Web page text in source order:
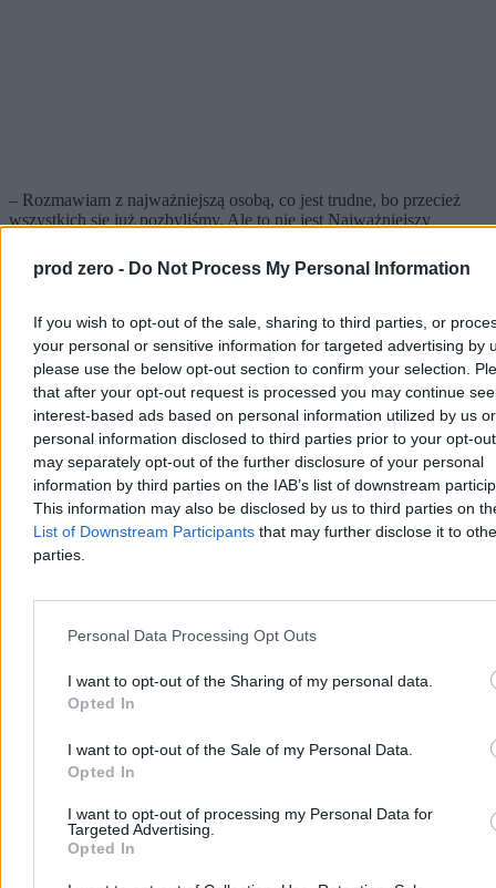
prod zero - Do Not Process My Personal Information
If you wish to opt-out of the sale, sharing to third parties, or
your personal or sensitive information for targeted advertising by
please use the below opt-out section to confirm your selection.
that after your opt-out request is processed you may continue
interest-based ads based on personal information utilized by us or
personal information disclosed to third parties prior to your opt-
may separately opt-out of the further disclosure of your personal
information by third parties on the IAB’s list of downstream
This information may also be disclosed by us to third parties on
List of Downstream Participants that may further disclose it to
parties.
Personal Data Processing Opt Outs
I want to opt-out of the Sharing of my personal data.
Opted In
I want to opt-out of the Sale of my Personal Data.
Opted In
I want to opt-out of processing my Personal Data for
Targeted Advertising.
Opted In
– Rozmawiam z najważniejszą osobą, co jest trudne, bo przecież
wszystkich się już pozbyliśmy. Ale to nie jest Najważniejszy
się zarządzać Iranem– enigmatycznie rzucił Trump.
Niewykluczone, że telefon wykonany Teheranu okazał się być
Trumpa o prowadzeniu jakichkolwiek negocjacji.
Dalsza wymiana zdań z reporterami okazała sięniezbyt konkretna.
Prezydent USA podzielił się 15-punktowym planem pokojowym, z
którego punkt nr 1 dotyczył „wyzbycia się broni atomowej przez
Iran”. Punkt drugi? „Wyzbycie się broni atomowej przez Iran”. A
punkt trzeci? „Wyzbycie się broni atomowej przez Iran”.
Szczegółów brak.
Gra Trumpa na niejednoznaczność była może skuteczna przez
pierwsze trzy doby konfliktu na Bliskim Wschodzie, jednak u progu
błyskotliwość, umiejętność rzucenia nośnym cytatem czy
zdaniu, dodaje mu jakąś przewagę negocjacyjną z Iranem.
Reklama